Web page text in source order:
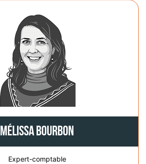
Mélissa Bourbon
Expert-comptable